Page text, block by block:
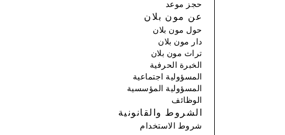
حجز موعد
عن مون بلان
حول مون بلان
دار مون بلان
تراث مون بلان
الخبرة الحرفية
المسؤولية اجتماعية
المسؤولية المؤسسية
الوظائف
الشروط والقانونية
شروط الاستخدام